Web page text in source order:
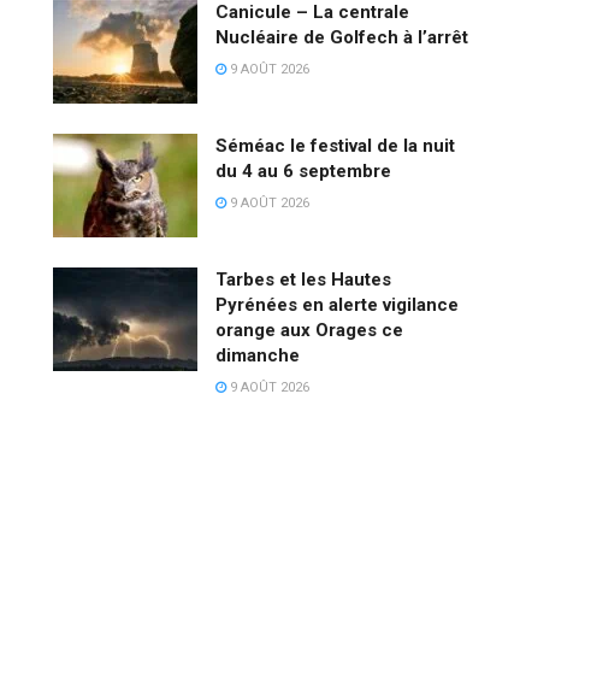
Canicule – La centrale
Nucléaire de Golfech à l’arrêt
9 AOÛT 2026
Séméac le festival de la nuit
du 4 au 6 septembre
9 AOÛT 2026
Tarbes et les Hautes
Pyrénées en alerte vigilance
orange aux Orages ce
dimanche
9 AOÛT 2026